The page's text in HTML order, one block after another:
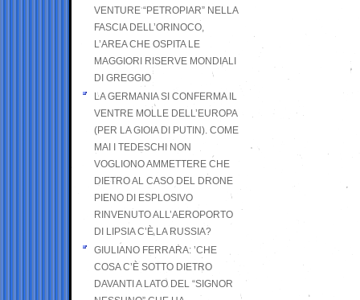
VENTURE “PETROPIAR” NELLA
FASCIA DELL’ORINOCO,
L’AREA CHE OSPITA LE
MAGGIORI RISERVE MONDIALI
DI GREGGIO
LA GERMANIA SI CONFERMA IL
VENTRE MOLLE DELL’EUROPA
(PER LA GIOIA DI PUTIN). COME
MAI I TEDESCHI NON
VOGLIONO AMMETTERE CHE
DIETRO AL CASO DEL DRONE
PIENO DI ESPLOSIVO
RINVENUTO ALL’AEROPORTO
DI LIPSIA C’È LA RUSSIA?
GIULIANO FERRARA: ’CHE
COSA C’È SOTTO DIETRO
DAVANTI A LATO DEL “SIGNOR